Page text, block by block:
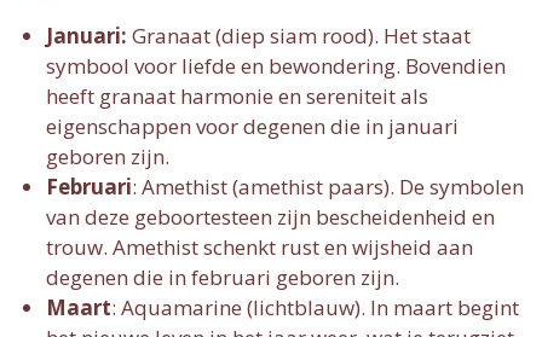
Januari: Granaat (diep siam rood). Het staat
symbool voor liefde en bewondering. Bovendien
heeft granaat harmonie en sereniteit als
eigenschappen voor degenen die in januari
geboren zijn.
Februari: Amethist (amethist paars). De symbolen
van deze geboortesteen zijn bescheidenheid en
trouw. Amethist schenkt rust en wijsheid aan
degenen die in februari geboren zijn.
Maart: Aquamarine (lichtblauw). In maart begint